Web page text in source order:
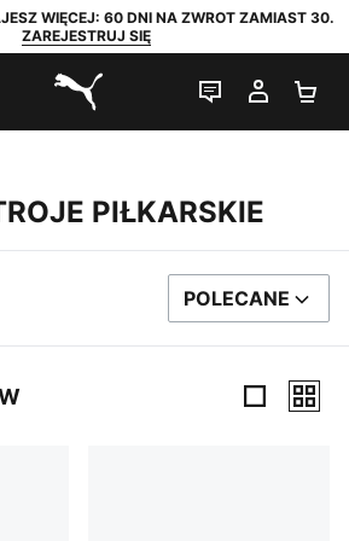
WIĘCEJ: 60 DNI NA ZWROT ZAMIAST 30.
ZAREJESTRUJ SIĘ
PUMA.com
CZAT NA
MOJE
PIŁKARSKIE
SORTUJ WEDŁUG
POLECANE